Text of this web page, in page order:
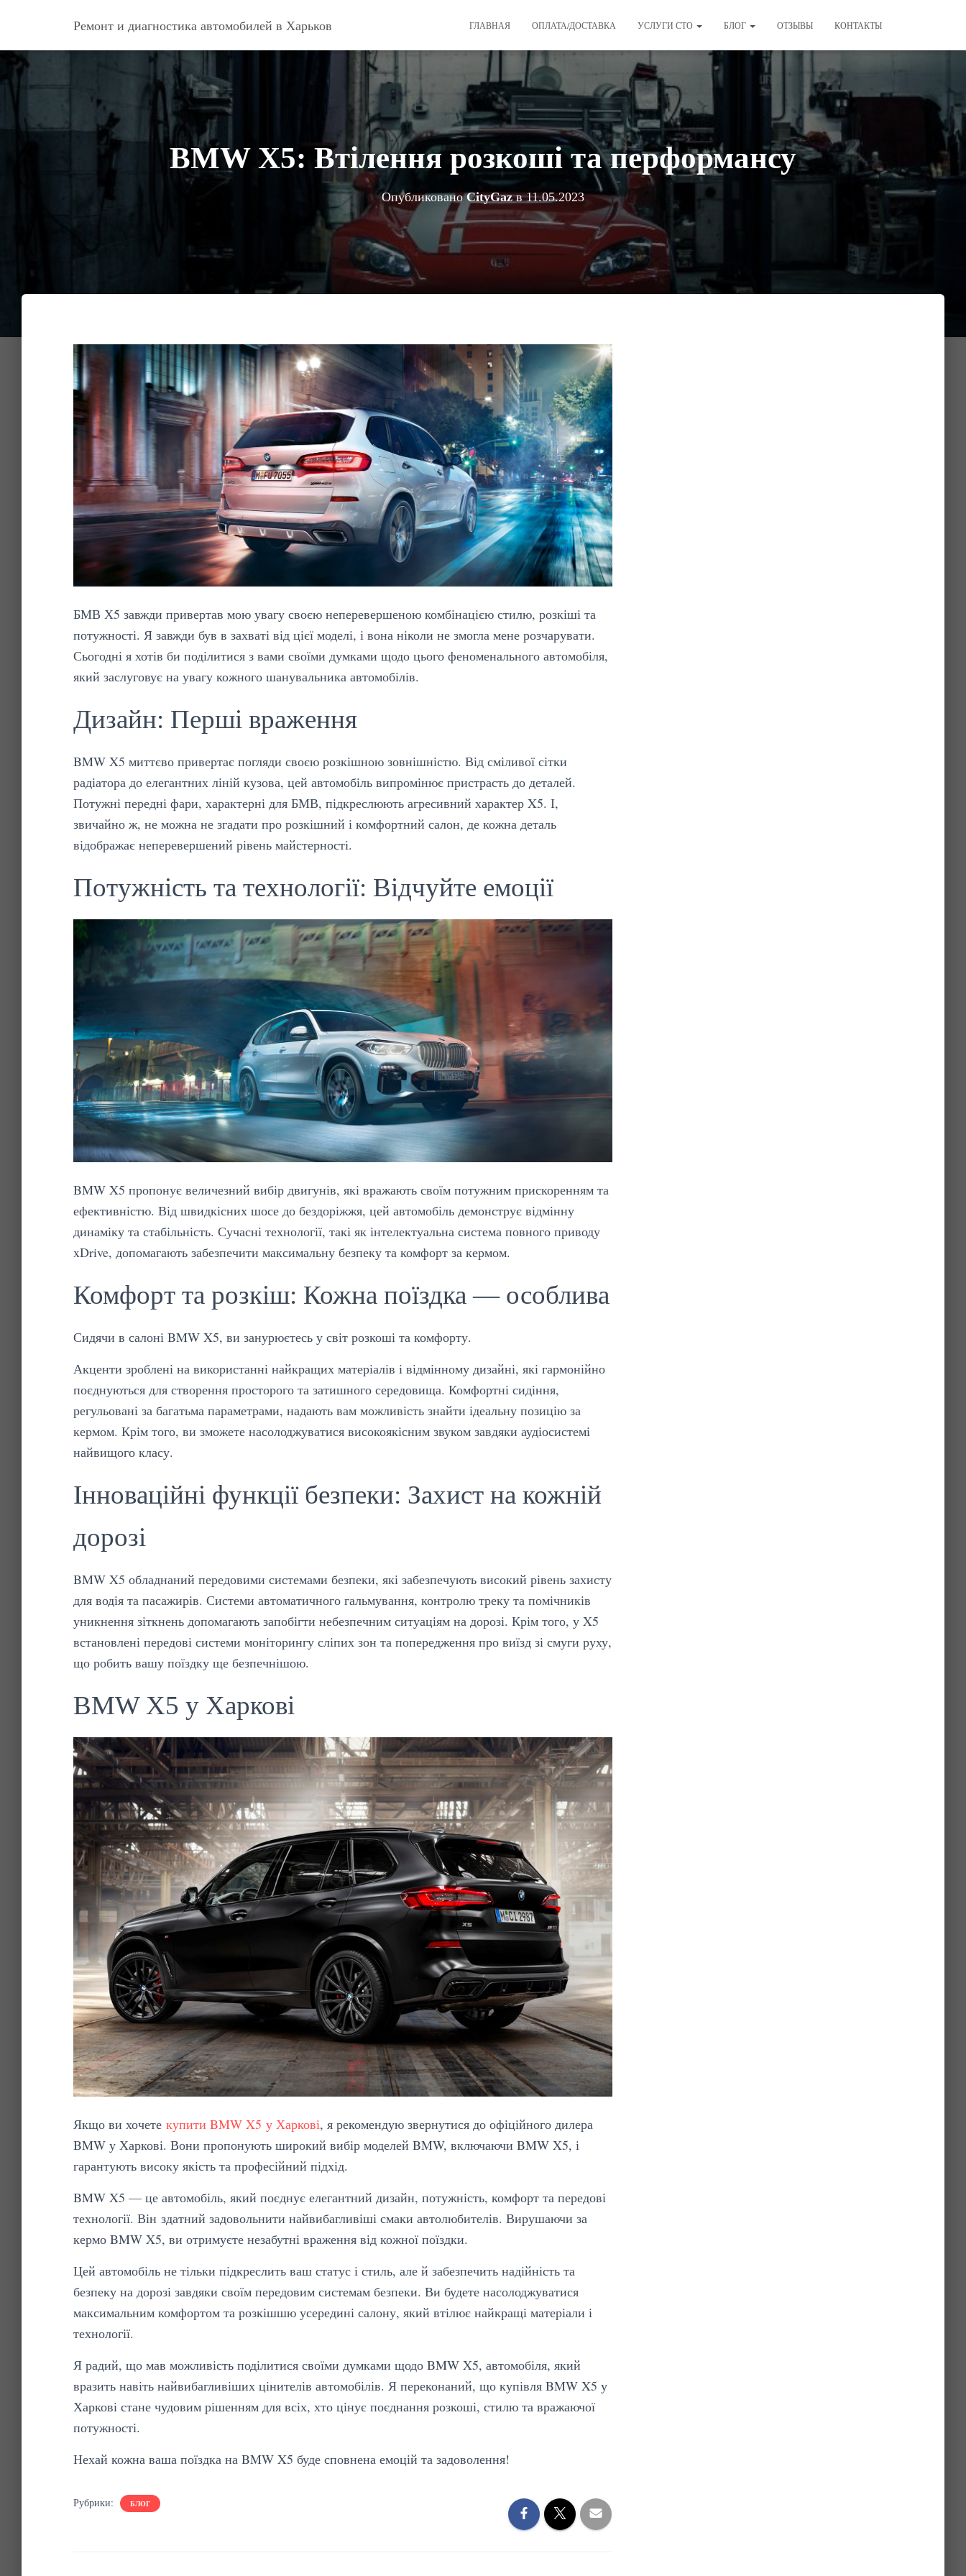
Ремонт и диагностика автомобилей в Харьков ГЛАВНАЯ ОПЛАТА/ДОСТАВКА УСЛУГИ СТО БЛОГ ОТЗЫВЫ КОНТАКТЫ
BMW X5: Втілення розкоші та перформансу
ОпубликованоCityGazв11.05.2023
БМВ Х5 завжди привертав мою увагу своєю неперевершеною комбінацією стилю, розкіші та
потужності. Я завжди був в захваті від цієї моделі, і вона ніколи не змогла мене розчарувати.
Сьогодні я хотів би поділитися з вами своїми думками щодо цього феноменального автомобіля,
який заслуговує на увагу кожного шанувальника автомобілів.
Дизайн: Перші враження
BMW X5 миттєво привертає погляди своєю розкішною зовнішністю. Від сміливої сітки
радіатора до елегантних ліній кузова, цей автомобіль випромінює пристрасть до деталей.
Потужні передні фари, характерні для БМВ, підкреслюють агресивний характер X5. І,
звичайно ж, не можна не згадати про розкішний і комфортний салон, де кожна деталь
відображає неперевершений рівень майстерності.
Потужність та технології: Відчуйте емоції
BMW X5 пропонує величезний вибір двигунів, які вражають своїм потужним прискоренням та
ефективністю. Від швидкісних шосе до бездоріжжя, цей автомобіль демонструє відмінну
динаміку та стабільність. Сучасні технології, такі як інтелектуальна система повного приводу
xDrive, допомагають забезпечити максимальну безпеку та комфорт за кермом.
Комфорт та розкіш: Кожна поїздка — особлива
Сидячи в салоні BMW X5, ви занурюєтесь у світ розкоші та комфорту.
Акценти зроблені на використанні найкращих матеріалів і відмінному дизайні, які гармонійно
поєднуються для створення просторого та затишного середовища. Комфортні сидіння,
регульовані за багатьма параметрами, надають вам можливість знайти ідеальну позицію за
кермом. Крім того, ви зможете насолоджуватися високоякісним звуком завдяки аудіосистемі
найвищого класу.
Інноваційні функції безпеки: Захист на кожній
дорозі
BMW X5 обладнаний передовими системами безпеки, які забезпечують високий рівень захисту
для водія та пасажирів. Системи автоматичного гальмування, контролю треку та помічників
уникнення зіткнень допомагають запобігти небезпечним ситуаціям на дорозі. Крім того, у X5
встановлені передові системи моніторингу сліпих зон та попередження про виїзд зі смуги руху,
що робить вашу поїздку ще безпечнішою.
BMW X5 у Харкові
Якщо ви хочете купити BMW X5 у Харкові, я рекомендую звернутися до офіційного дилера
BMW у Харкові. Вони пропонують широкий вибір моделей BMW, включаючи BMW X5, і
гарантують високу якість та професійний підхід.
BMW X5 — це автомобіль, який поєднує елегантний дизайн, потужність, комфорт та передові
технології. Він здатний задовольнити найвибагливіші смаки автолюбителів. Вирушаючи за
кермо BMW X5, ви отримуєте незабутні враження від кожної поїздки.
Цей автомобіль не тільки підкреслить ваш статус і стиль, але й забезпечить надійність та
безпеку на дорозі завдяки своїм передовим системам безпеки. Ви будете насолоджуватися
максимальним комфортом та розкішшю усередині салону, який втілює найкращі матеріали і
технології.
Я радий, що мав можливість поділитися своїми думками щодо BMW X5, автомобіля, який
вразить навіть найвибагливіших цінителів автомобілів. Я переконаний, що купівля BMW X5 у
Харкові стане чудовим рішенням для всіх, хто цінує поєднання розкоші, стилю та вражаючої
потужності.
Нехай кожна ваша поїздка на BMW X5 буде сповнена емоцій та задоволення!
Рубрики: БЛОГ